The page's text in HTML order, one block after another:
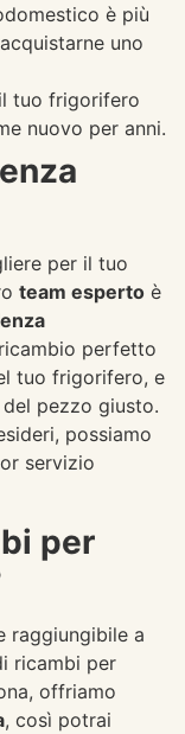
è più
uno
tuo frigorifero
nuovo per anni.
per il tuo
team esperto è
perfetto
tuo frigorifero, e
pezzo giusto.
possiamo
servizio
per
raggiungibile a
ricambi per
offriamo
, così potrai